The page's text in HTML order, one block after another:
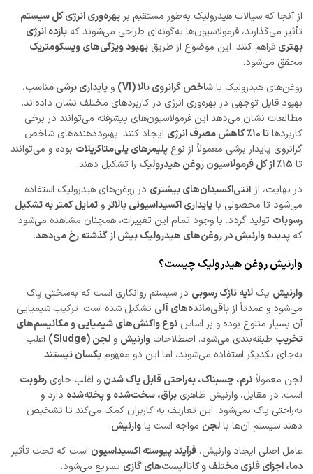
از آنجا که سیالات هیدرولیک به‌طور مستقیم بر بهره‌وری انرژی کل سیستم
تأثیر می‌گذارند، فرمولاسیون‌ها به‌گونه‌ای طراحی می‌شوند که بازده انرژی
بهتری فراهم کنند. این موضوع از طریق بهبود ویژگی‌های ویسکومتریک
محقق می‌شود.
روغن‌های هیدرولیک باشاخص گرانروی بالا (VI) و پایداری برشی مناسب،
بهبود قابل توجهی در بهره‌وری انرژی در کاربردهای مختلف نشان داده‌اند.
مطالعات نشان می‌دهد این فرمولاسیون‌های پیشرفته می‌توانند در برخی
کاربردهاتا ۱۰٪ کاهش مصرف انرژی
ایجاد کنند. بهبوددهنده‌های شاخص
گرانروی پایدار برشی معمولاً از نوع پلیمرهای پلی‌متاکریلات بوده و می‌توانند
تا ۱۵٪ از کل فرمولاسیون روغن هیدرولیک
را تشکیل دهند.
در نهایت، از آنتی‌اکسیدان‌های بیشتری در روغن‌های هیدرولیک استفاده
می‌شود تا محصولی باپایداری اکسیداسیونی بالاتر و تمایل کمتر به تشکیل
رسوبات تولید گردد. با وجود تمام این تغییرات، همچنان مشاهده می‌شود
که پدیده وارنیش در روغن‌های هیدرولیک بیش از گذشته رخ می‌دهد.
وارنیش روغن هیدرولیک چیست؟
وارنیش یک لایه نازک رسوبی در سیستم روانکاری است که به‌سختی پاک
می‌شود و عمدتاً از باقی‌مانده‌های آلی تشکیل شده است. ترکیب شیمیایی
آن بسیار متنوع بوده و بر اساس نوع واکنش‌های شیمیایی و مکانیسم‌های
تخریب طبقه‌بندی می‌شود. اصطلاحات وارنیش و لجن (Sludge)
اغلب
به‌جای یکدیگر استفاده می‌شوند، اما این دو مفهوم یکسان نیستند.
لجن معمولاً نرم، چسبناک، به‌راحتی قابل پاک شدن و اغلب حاوی رطوبت
است. در مقابل، وارنیش ظاهری براق، سخت‌شده و پخته‌شده دارد و
به‌راحتی پاک نمی‌شود. این تعاریف به کاربران کمک می‌کند تا تشخیص
دهند سیستم آن‌ها بالجن مواجه است یاوارنیش.
عامل اصلی ایجاد وارنیش، فرآیند پیوسته اکسیداسیون است که تحت تأثیر
دما، اجزای فلزی مختلف و کاتالیست‌های گازی تسریع می‌شود.